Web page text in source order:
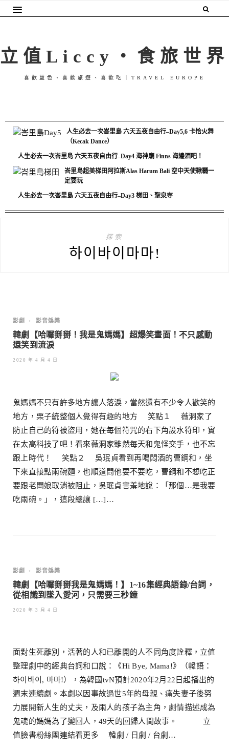
立值Liccy・食旅世界
喜歡藍色、喜歡旅遊、喜歡吃｜TRAVEL EUROPE
人生必去一次峇里島 六天五夜自由行–Day5,6 卡恰火舞
（Kecak Dance）
人生必去一次峇里島 六天五夜自由行–Day4 海神廟 Finns 海邊酒吧！
峇里島超美梯田阿拉斯Alas Harum Bali 空中天使鞦韆一
定要玩
人生必去一次峇里島 六天五夜自由行–Day3 梯田、聖泉寺
探索
하이바이마마!
影劇 • 影音娛樂
韓劇【哈囉掰掰！我是鬼媽媽】超爆笑畫面！不只感動
還笑到流淚
2020 年 4 月 4 日
鬼媽媽不只有許多地方讓人落淚，當然還有不少令人歡笑的
地方，栗子統整個人覺得有趣的地方 笑點１ 薇洞家了
防止自己的符被盜用，她在每個符咒的右下角設水符印，實
在太高科技了吧！看來薇洞家雖然每天和鬼怪交手，也不忘
跟上時代！ 笑點２ 吳珉貞看到再喝悶酒的曹鋼和，坐
下來直接點兩碗麵，也順道問他要不要吃，曹鋼和不想吃正
要跟老闆娘取消被阻止，吳珉貞害羞地說：「那個…是我要
吃兩碗。」，這段總讓 […]…
影劇 • 影音娛樂
韓劇【哈囉掰掰我是鬼媽媽！】1~16集經典語錄/台詞，
從相識到墜入愛河，只需要三秒鐘
2020 年 3 月 4 日
面對生死離別，活著的人和已離開的人不同角度詮釋，立值
整理劇中的經典台詞和口說：《Hi Bye, Mama!》（韓語：
하이바이, 마마!），為韓國tvN預計2020年2月22日起播出的
週末連續劇。本劇以因事故過世5年的母親、痛失妻子後努
力展開新人生的丈夫，及兩人的孩子為主角，劇情描述成為
鬼魂的媽媽為了變回人，49天的回歸人間故事。 立
值臉書粉絲團連結看更多 韓劇 / 日劇 / 台劇…